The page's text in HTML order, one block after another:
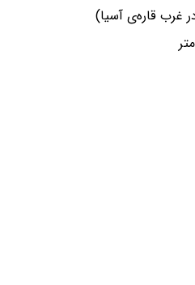
غرب قاره‌ی آسیا)